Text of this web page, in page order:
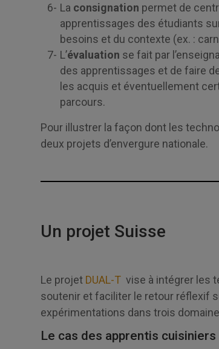
La consignation permet de
apprentissages des étudiants
besoins et du contexte (ex. :
L’évaluation se fait par
des apprentissages et de faire
les acquis et éventuellement
parcours.
Pour illustrer la façon dont les
deux projets d’envergure nationale.
Un projet Suisse
Le projet DUAL-T vise à intégrer les
soutenir et faciliter le retour réflexif
expérimentations dans trois
Le cas des apprentis cuisiniers